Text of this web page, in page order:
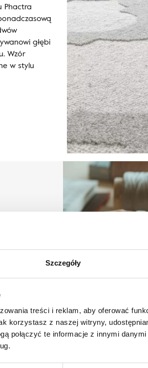
Szczegóły
treści i reklam, aby oferować
korzystasz z naszej witryny,
połączyć te informacje z innymi
Phactra
głębi
Wzór
w stylu